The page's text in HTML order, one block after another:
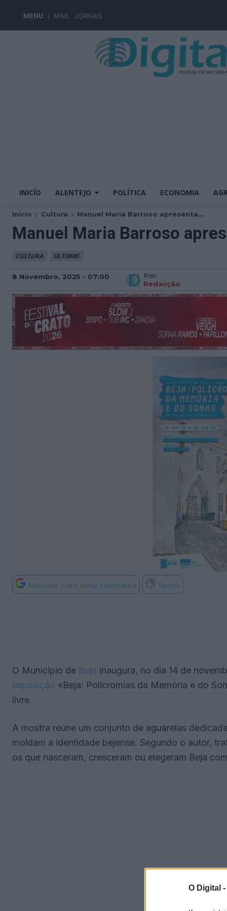
O Digital -
MENU MAIL JORNAIS
INICÍO ALENTEJO POLÍTICA ECONOMIA
Início Cultura Manuel Maria Barroso apresenta...
Manuel Maria Barroso
CULTURA ÚLTIMAS
8 Novembro, 2025 - 07:00
Por:
Redacção
Adicionar como fonte informativa Tempo
O Município de Beja inaugura, no dia 14 de
exposição «Beja: Policromias da Memória e do
livre.
A mostra reúne um conjunto de aguarelas
moldam a identidade bejense. Segundo o autor,
os que nasceram, cresceram ou elegeram Beja